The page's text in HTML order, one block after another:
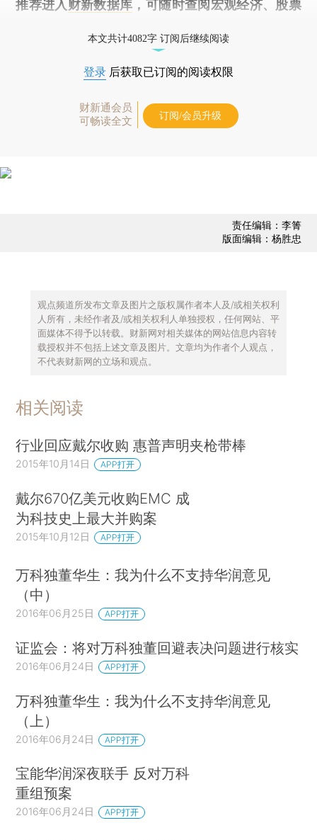
推荐进入 财新数据库 ，可随时查阅宏观经济、股票
本文共计4082字 订阅后继续阅读
登录 后获取已订阅的阅读权限
财新通会员
可畅读全文
订阅/会员升级
责任编辑：李箐
版面编辑：杨胜忠
观点频道所发布文章及图片之版权属作者本人及/或相关权利
人所有，未经作者及/或相关权利人单独授权，任何网站、平
面媒体不得予以转载。财新网对相关媒体的网站信息内容转
载授权并不包括上述文章及图片。文章均为作者个人观点，
不代表财新网的立场和观点。
相关阅读
行业回应戴尔收购 惠普声明夹枪带棒
2015年10月14日 APP打开
戴尔670亿美元收购EMC 成
为科技史上最大并购案
2015年10月12日 APP打开
万科独董华生：我为什么不支持华润意见
（中）
2016年06月25日 APP打开
证监会：将对万科独董回避表决问题进行核实
2016年06月24日 APP打开
万科独董华生：我为什么不支持华润意见
（上）
2016年06月24日 APP打开
宝能华润深夜联手 反对万科
重组预案
2016年06月24日 APP打开